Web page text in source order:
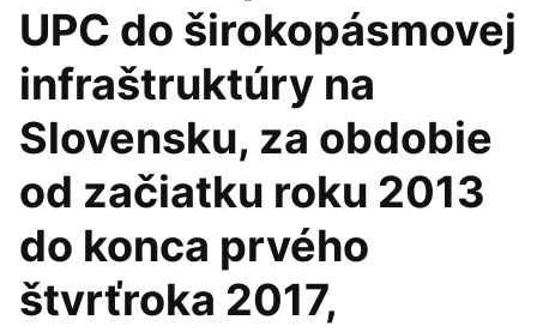
UPC do širokopásmovej
infraštruktúry na
Slovensku, za obdobie
od začiatku roku 2013
do konca prvého
štvrťroka 2017,